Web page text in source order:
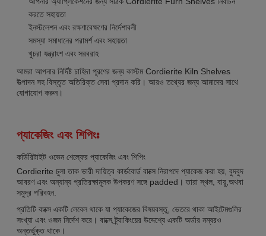
করতে সহায়তা
ইনস্টলেশন এবং রক্ষণাবেক্ষণের নির্দেশাবলী
সমস্যা সমাধানের পরামর্শ এবং সহায়তা
খুচরা যন্ত্রাংশ এবং সরবরাহ
আমরা আপনার নির্দিষ্ট চাহিদা পূরণের জন্য কাস্টম Cordierite Kiln Shelves
উত্পাদন সহ বিস্তৃত অতিরিক্ত সেবা প্রদান করি। আরও তথ্যের জন্য আমাদের সাথে
যোগাযোগ করুন।
প্যাকেজিং এবং শিপিংঃ
কর্ডিরিটাইট ওভেন শেল্ফের প্যাকেজিং এবং শিপিং
Cordierite চুলা তাক ভারী দায়িত্ব কার্ডবোর্ড বাক্সে নিরাপদে প্যাকেজ করা হয়, বুদবুদ
আবরণ এবং অন্যান্য প্রতিরক্ষামূলক উপকরণ সঙ্গে padded। তারা স্থল, বায়ু,অথবা
সমুদ্র পরিবহন.
প্রতিটি বাক্সে একটি লেবেল থাকে যা প্যাকেজের বিষয়বস্তু, ভেতরে থাকা আইটেমগুলির
সংখ্যা এবং ওজন নির্দেশ করে। বাক্সে ট্র্যাকিংয়ের উদ্দেশ্যে একটি অর্ডার নম্বরও
অন্তর্ভুক্ত থাকে।